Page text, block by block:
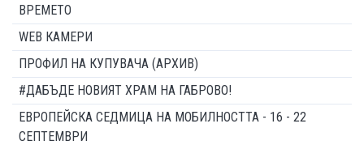
ВРЕМЕТО
WEB КАМЕРИ
ПРОФИЛ НА КУПУВАЧА (АРХИВ)
#ДАБЪДЕ НОВИЯТ ХРАМ НА ГАБРОВО!
ЕВРОПЕЙСКА СЕДМИЦА НА МОБИЛНОСТТА - 16 - 22
СЕПТЕМВРИ